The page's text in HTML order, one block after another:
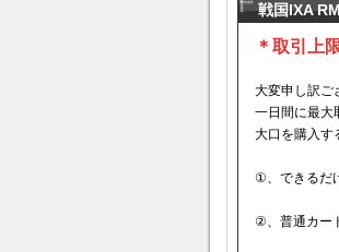
戦国IXA
＊取引上
大変申し訳ご
一日間に最大
大口を購入す
①、できるだ
②、普通カー